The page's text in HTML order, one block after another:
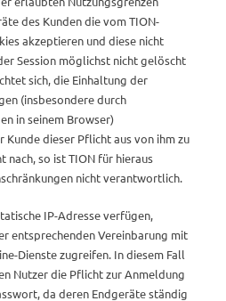
des Kunden die vom TION-
akzeptieren und diese nicht
Session möglichst nicht gelöscht
sich, die Einhaltung der
(insbesondere durch
in seinem Browser)
Kunde dieser Pflicht aus von ihm zu
nach, so ist TION für hieraus
nicht verantwortlich.
IP-Adresse verfügen,
entsprechenden Vereinbarung mit
Dienste zugreifen. In diesem Fall
Nutzer die Pflicht zur Anmeldung
da deren Endgeräte ständig